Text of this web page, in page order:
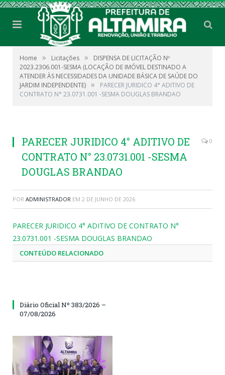
Home » Licitações »
DISPENSA DE LICITAÇÃO Nº
2023.2306.001-SESMA (LOCAÇÃO DE IMÓVEL DESTINADO A
ATENDER ÀS NECESSIDADES DA UNIDADE BÁSICA DE SAÚDE DO
JARDIM INDEPENDENTE) »
PARECER JURIDICO 4° ADITIVO DE
CONTRATO N° 23.0731.001 -SESMA DOUGLAS BRANDAO
PARECER JURIDICO 4° ADITIVO DE
CONTRATO N° 23.0731.001 -SESMA
DOUGLAS BRANDAO
0
POR ADMINISTRADOR EM 2 DE JUNHO DE 2026
PARECER JURIDICO 4° ADITIVO DE CONTRATO N°
23.0731.001 -SESMA DOUGLAS BRANDAO
CONTEÚDO RELACIONADO
Diário Oficial Nº 383/2026 –
07/08/2026